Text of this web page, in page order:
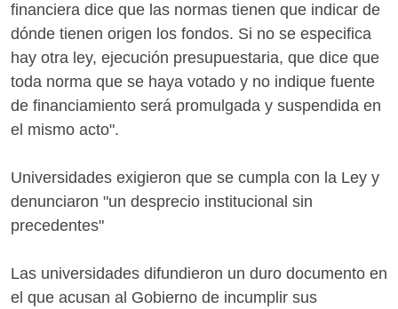
financiera dice que las normas tienen que indicar de
dónde tienen origen los fondos. Si no se especifica
hay otra ley, ejecución presupuestaria, que dice que
toda norma que se haya votado y no indique fuente
de financiamiento será promulgada y suspendida en
el mismo acto".
Universidades exigieron que se cumpla con la Ley y
denunciaron "un desprecio institucional sin
precedentes"
Las universidades difundieron un duro documento en
el que acusan al Gobierno de incumplir sus